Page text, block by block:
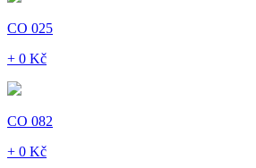
CO 025
+ 0 Kč
CO 082
+ 0 Kč